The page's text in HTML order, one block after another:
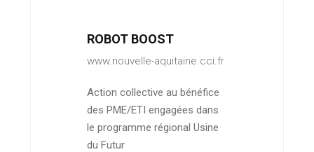
ROBOT BOOST
www.nouvelle-aquitaine.cci.fr
Action collective au bénéfice
des PME/ETI engagées dans
le programme régional Usine
du Futur